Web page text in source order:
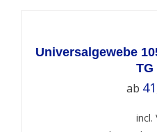
DETAILS
Universalgewebe
TG
ab
incl.